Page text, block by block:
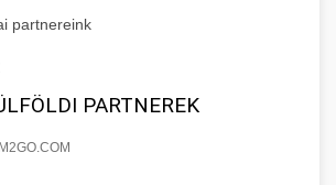
partnereink
PARTNEREK